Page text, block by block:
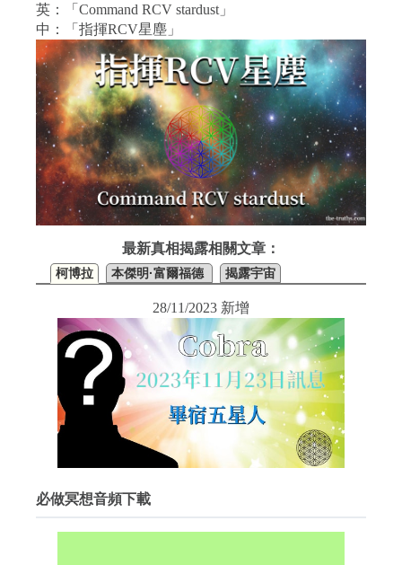
英：「Command RCV stardust」
中：「指揮RCV星塵」
最新真相揭露相關文章：
柯博拉 本傑明·富爾福德 揭露宇宙
28/11/2023 新增
必做冥想音頻下載